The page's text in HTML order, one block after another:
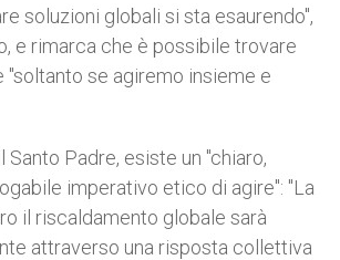
soluzioni globali si sta esaurendo",
e rimarca che è possibile trovare
"soltanto se agiremo insieme e
Santo Padre, esiste un "chiaro,
imperativo etico di agire": "La
il riscaldamento globale sarà
attraverso una risposta collettiva